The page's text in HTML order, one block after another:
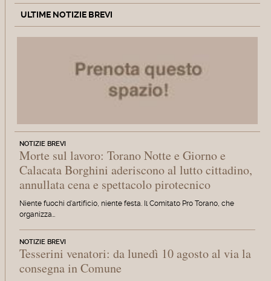
ULTIME NOTIZIE BREVI
NOTIZIE BREVI
Morte sul lavoro: Torano Notte e Giorno e
Calacata Borghini aderiscono al lutto cittadino,
annullata cena e spettacolo pirotecnico
Niente fuochi d'artificio, niente festa. Il Comitato Pro Torano, che
organizza…
NOTIZIE BREVI
Tesserini venatori: da lunedì 10 agosto al via la
consegna in Comune